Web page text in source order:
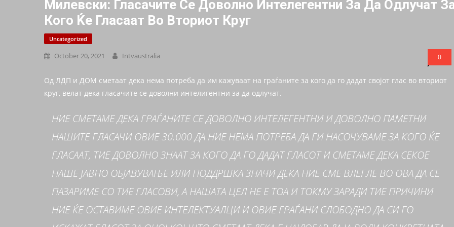
Милевски: Гласачите Се Доволно Интелегентни За Да Одлучат
Кого Ќе Гласаат Во Вториот Круг
Uncategorized
October 20, 2021 Intvaustralia 0
Од ЛДП и ДОМ сметаат дека нема потреба да им кажуваат на граѓаните за кого да го дадат својот глас во вториот
круг, велат дека гласачите се доволни интелигентни за да одлучат.
НИЕ СМЕТАМЕ ДЕКА ГРАЃАНИТЕ СЕ ДОВОЛНО ИНТЕЛЕГЕНТНИ И ДОВОЛНО ПАМЕТНИ
НАШИТЕ ГЛАСАЧИ ОВИЕ 30.000 ДА НИЕ НЕМА ПОТРЕБА ДА ГИ НАСОЧУВАМЕ ЗА КОГО ЌЕ
ГЛАСААТ, ТИЕ ДОВОЛНО ЗНААТ ЗА КОГО ДА ГО ДАДАТ ГЛАСОТ И СМЕТАМЕ ДЕКА СЕКОЕ
НАШЕ ЈАВНО ОБЈАВУВАЊЕ ИЛИ ПОДДРШКА ЗНАЧИ ДЕКА НИЕ СМЕ ВЛЕГЛЕ ВО ОВА ДА СЕ
ПАЗАРИМЕ СО ТИЕ ГЛАСОВИ, А НАШАТА ЦЕЛ НЕ Е ТОА И ТОКМУ ЗАРАДИ ТИЕ ПРИЧИНИ
НИЕ ЌЕ ОСТАВИМЕ ОВИЕ ИНТЕЛЕКТУАЛЦИ И ОВИЕ ГРАЃАНИ СЛОБОДНО ДА СИ ГО